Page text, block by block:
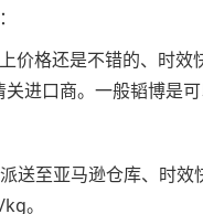
价格还是不错的、时
进口商。一般韬博是可
送至亚马逊仓库、时
。